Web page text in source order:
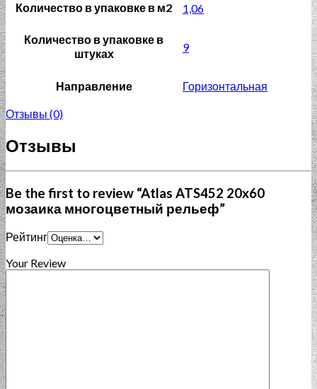
Количество в упаковке в м2 1,06
Количество в упаковке в
штуках
9
Направление Горизонтальная
Отзывы (0)
Отзывы
Be the first to review “Atlas ATS452 20x60
мозаика многоцветный рельеф”
Рейтинг
Your Review